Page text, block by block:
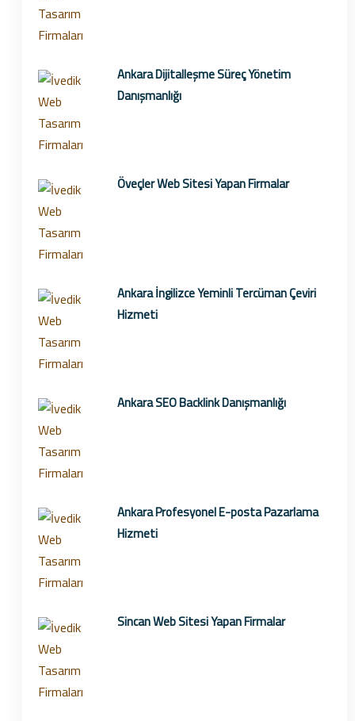
Ankara Dijitalleşme Süreç Yönetim
Danışmanlığı
Öveçler Web Sitesi Yapan Firmalar
Ankara İngilizce Yeminli Tercüman Çeviri
Hizmeti
Ankara SEO Backlink Danışmanlığı
Ankara Profesyonel E-posta Pazarlama
Hizmeti
Sincan Web Sitesi Yapan Firmalar